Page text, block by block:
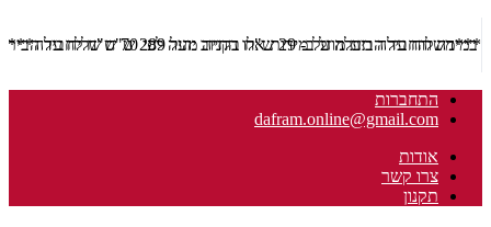
***משלוח עד הבית מוזל ב- 29 ש"ח בקניה מעל 289 ש"ח שליח עד הבית ***
התחברות
dafram.online@gmail.com
אודות
צרו קשר
תקנון